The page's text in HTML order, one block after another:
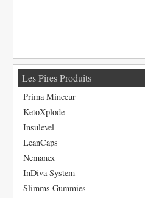
Les Pires Produits
Prima Minceur
KetoXplode
Insulevel
LeanCaps
Nemanex
InDiva System
Slimms Gummies